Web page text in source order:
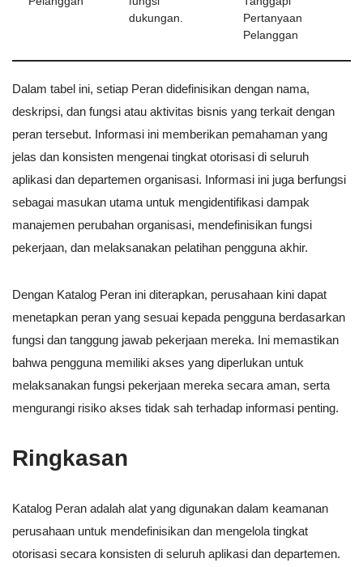
dukungan.
Pertanyaan
Pelanggan
Dalam tabel ini, setiap Peran didefinisikan dengan nama,
deskripsi, dan fungsi atau aktivitas bisnis yang terkait dengan
peran tersebut. Informasi ini memberikan pemahaman yang
jelas dan konsisten mengenai tingkat otorisasi di seluruh
aplikasi dan departemen organisasi. Informasi ini juga berfungsi
sebagai masukan utama untuk mengidentifikasi dampak
manajemen perubahan organisasi, mendefinisikan fungsi
pekerjaan, dan melaksanakan pelatihan pengguna akhir.
Dengan Katalog Peran ini diterapkan, perusahaan kini dapat
menetapkan peran yang sesuai kepada pengguna berdasarkan
fungsi dan tanggung jawab pekerjaan mereka. Ini memastikan
bahwa pengguna memiliki akses yang diperlukan untuk
melaksanakan fungsi pekerjaan mereka secara aman, serta
mengurangi risiko akses tidak sah terhadap informasi penting.
Ringkasan
Katalog Peran adalah alat yang digunakan dalam keamanan
perusahaan untuk mendefinisikan dan mengelola tingkat
otorisasi secara konsisten di seluruh aplikasi dan departemen.